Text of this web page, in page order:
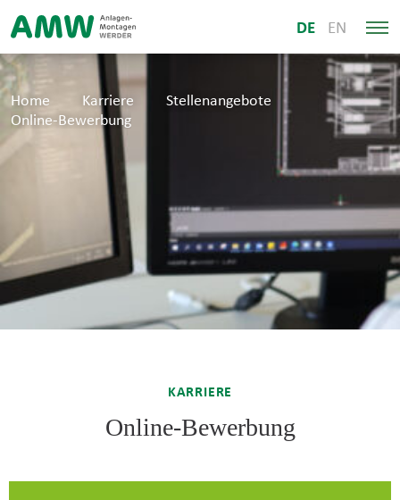
DE EN
Home Karriere
Stellenangebote
Online-Bewerbung
KARRIERE
Online-Bewerbung